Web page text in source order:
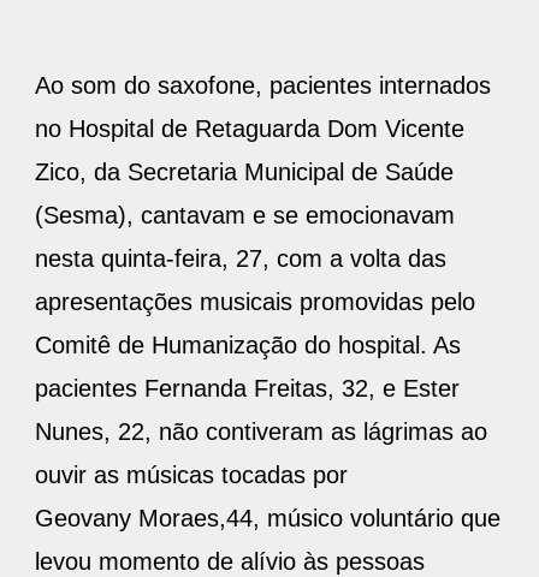
Ao som do saxofone, pacientes internados
no Hospital de Retaguarda Dom Vicente
Zico, da Secretaria Municipal de Saúde
(Sesma), cantavam e se emocionavam
nesta quinta-feira, 27, com a volta das
apresentações musicais promovidas pelo
Comitê de Humanização do hospital. As
pacientes Fernanda Freitas, 32, e Ester
Nunes, 22, não contiveram as lágrimas ao
ouvir as músicas tocadas por
Geovany Moraes,44, músico voluntário que
levou momento de alívio às pessoas